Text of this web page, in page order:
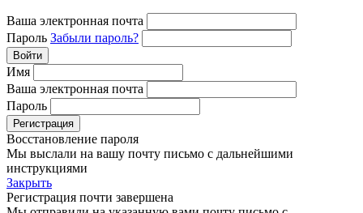
Ваша электронная почта
Пароль Забыли пароль?
Войти
Имя
Ваша электронная почта
Пароль
Регистрация
Восстановление пароля
Мы выслали на вашу почту письмо с дальнейшими
инструкциями
Закрыть
Регистрация почти завершена